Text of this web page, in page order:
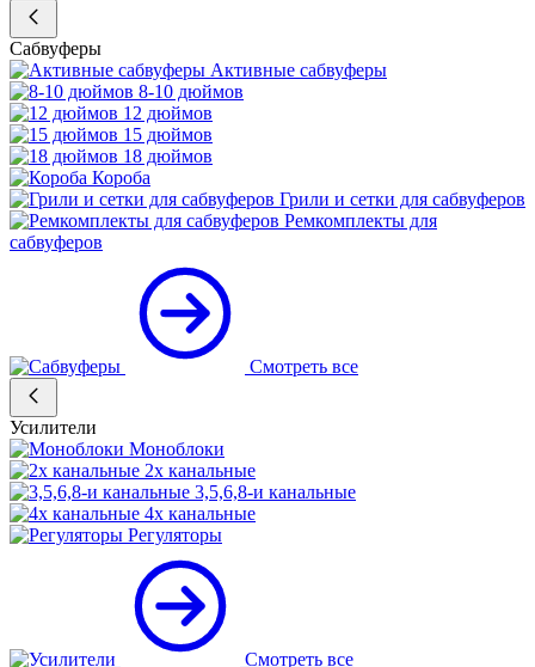
Сабвуферы
Активные сабвуферы
8-10 дюймов
12 дюймов
15 дюймов
18 дюймов
Короба
Грили и сетки для сабвуферов
Ремкомплекты для
сабвуферов
Смотреть все
Усилители
Моноблоки
2х канальные
3,5,6,8-и канальные
4х канальные
Регуляторы
Смотреть все